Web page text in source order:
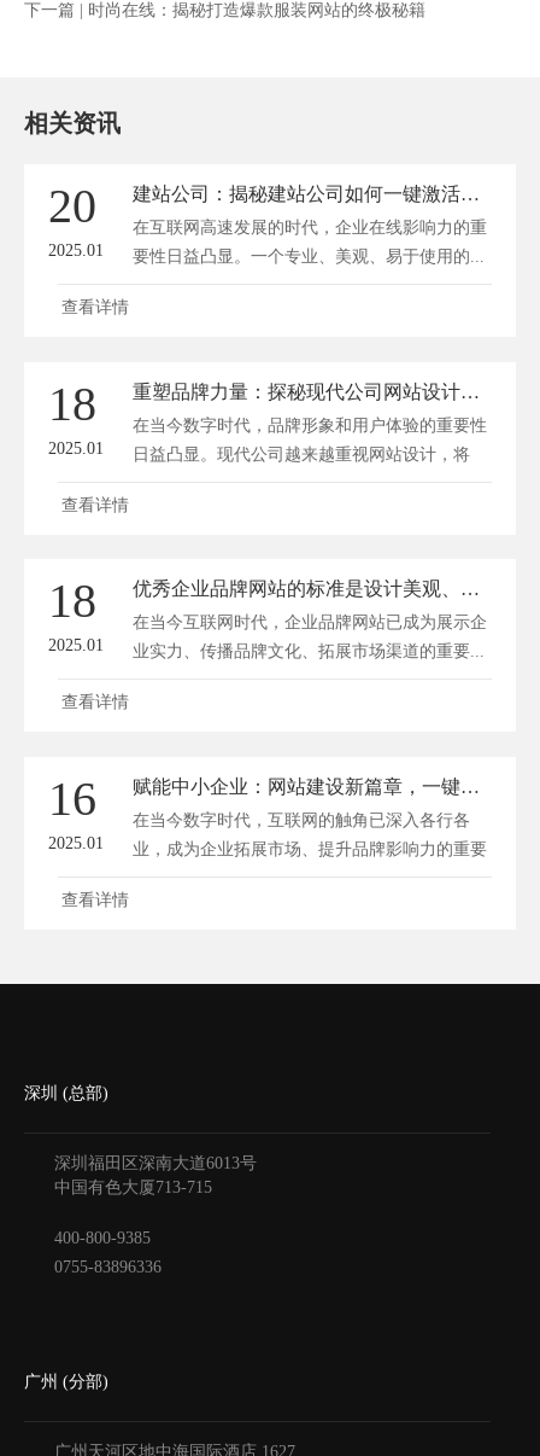
下一篇 | 时尚在线：揭秘打造爆款服装网站的终极秘籍
相关资讯
20
2025.01
建站公司：揭秘建站公司如何一键激活企业在线影响力
在互联网高速发展的时代，企业在线影响力的重
要性日益凸显。一个专业、美观、易于使用的...
查看详情
18
2025.01
重塑品牌力量：探秘现代公司网站设计的创意革命
在当今数字时代，品牌形象和用户体验的重要性
日益凸显。现代公司越来越重视网站设计，将
其...
查看详情
18
2025.01
优秀企业品牌网站的标准是设计美观、打开快速、程序安全和后台易用
在当今互联网时代，企业品牌网站已成为展示企
业实力、传播品牌文化、拓展市场渠道的重要...
查看详情
16
2025.01
赋能中小企业：网站建设新篇章，一键开启数字未来
在当今数字时代，互联网的触角已深入各行各
业，成为企业拓展市场、提升品牌影响力的重要
手...
查看详情
深圳 (总部)
深圳福田区深南大道6013号
中国有色大厦 713-715
400-800-9385
0755-83896336
广州 (分部)
广州天河区地中海国际酒店 1627